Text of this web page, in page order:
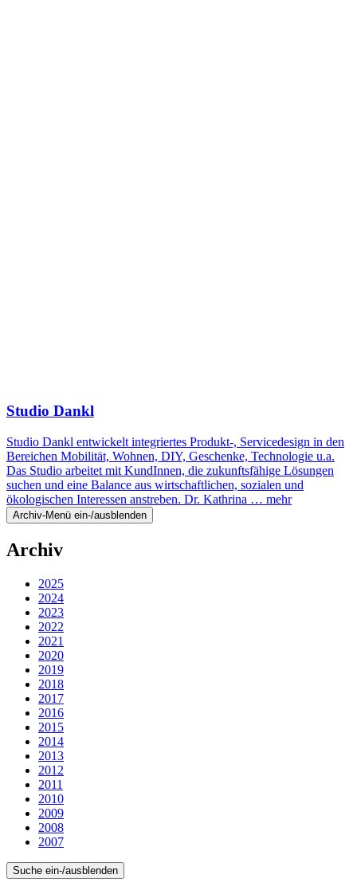
Studio Dankl
Studio Dankl entwickelt integriertes Produkt-, Servicedesign in den
Bereichen Mobilität, Wohnen, DIY, Geschenke, Technologie u.a.
Das Studio arbeitet mit KundInnen, die zukunftsfähige Lösungen
suchen und eine Balance aus wirtschaftlichen, sozialen und
ökologischen Interessen anstreben. Dr. Kathrina … mehr
Archiv-Menü ein-/ausblenden
Archiv
2025
2024
2023
2022
2021
2020
2019
2018
2017
2016
2015
2014
2013
2012
2011
2010
2009
2008
2007
Suche ein-/ausblenden